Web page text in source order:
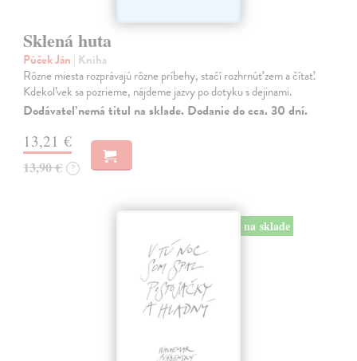
Sklená huta
Púček Ján | Kniha
Rôzne miesta rozprávajú rôzne príbehy, stačí rozhrnúť zem a čítať.
Kdekoľvek sa pozrieme, nájdeme jazvy po dotyku s dejinami.
Dodávateľ nemá titul na sklade. Dodanie do cca. 30 dní.
13,21 €
13,90 € ?
na sklade